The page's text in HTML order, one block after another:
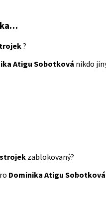
?
Atigu Sobotková nikdo
zablokovaný?
Dominika Atigu Sobotková